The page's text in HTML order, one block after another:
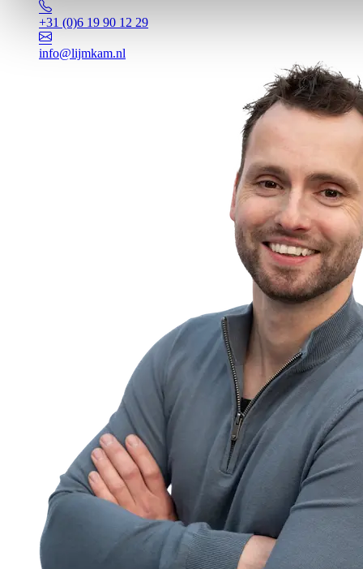
+31 (0)6 19 90 12 29
info@lijmkam.nl